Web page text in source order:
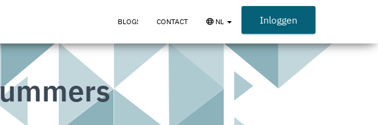
Inloggen
BLOG! CONTACT
NL
OPEN
LANGUAGE